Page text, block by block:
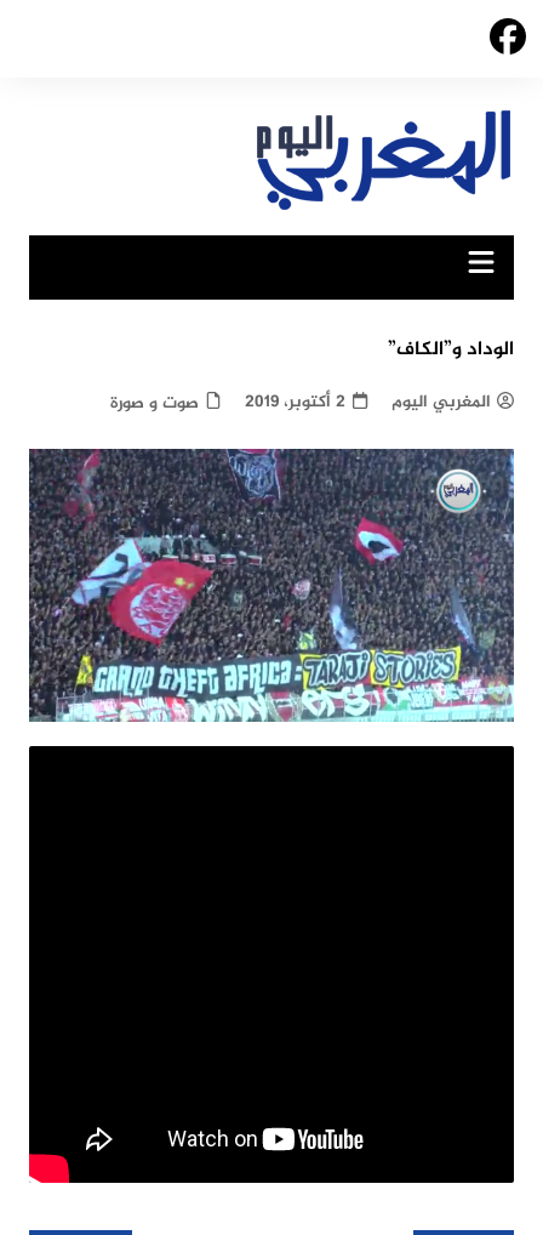
Skip
الوداد و”الكاف”
المغربي اليوم 2 أكتوبر، 2019 صوت و صورة